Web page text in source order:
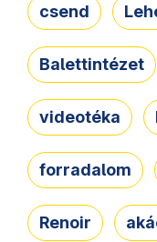
csend
Balettintézet
videotéka
forradalom
Renoir